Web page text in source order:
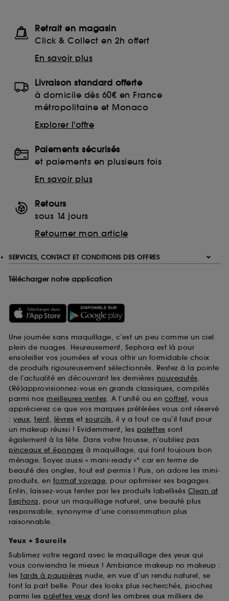
Retrait en magasin
Click & Collect en 2h offert
En savoir plus
Livraison standard offerte
à domicile dès 60€ en France
métropolitaine et Monaco
Explorer l'offre
Paiements sécurisés
et paiements en plusieurs fois
En savoir plus
Retours
sous 14 jours
Retourner mon article
SERVICES, CONTACT ET CONDITIONS DES OFFRES
Télécharger notre application
Une journée sans maquillage, c’est un peu comme un ciel
plein de nuages. Heureusement, Sephora est là pour
ensoleiller vos journées et vous offrir un formidable choix
de produits rigoureusement sélectionnés. Restez à la pointe
de l’actualité en découvrant les dernières nouveautés.
(Ré)approvisionnez-vous en grands classiques, compilés
parmi nos meilleures ventes. A l’unité ou en coffret, vous
apprécierez ce que vos marques préférées vous ont réservé
: yeux, teint, lèvres et sourcils, il y a tout ce qu’il faut pour
un makeup réussi ! Evidemment, les palettes sont
également à la fête. Dans votre trousse, n’oubliez pas
pinceaux et éponges à maquillage, qui font toujours bon
ménage. Soyez aussi « mani-ready »* car en terme de
beauté des ongles, tout est permis ! Puis, on adore les mini-
produits, en format voyage, pour optimiser ses bagages.
Enfin, laissez-vous tenter par les produits labellisés Clean at
Sephora, pour un maquillage naturel, une beauté plus
responsable, synonyme d’une consommation plus
raisonnable.
Yeux + Sourcils
Sublimez votre regard avec le maquillage des yeux qui
vous conviendra le mieux ! Ambiance makeup no makeup :
les fards à paupières nude, en vue d’un rendu naturel, se
font la part belle. Pour des looks plus recherchés, piochez
parmi les palettes yeux dont les ombres aux milliers de